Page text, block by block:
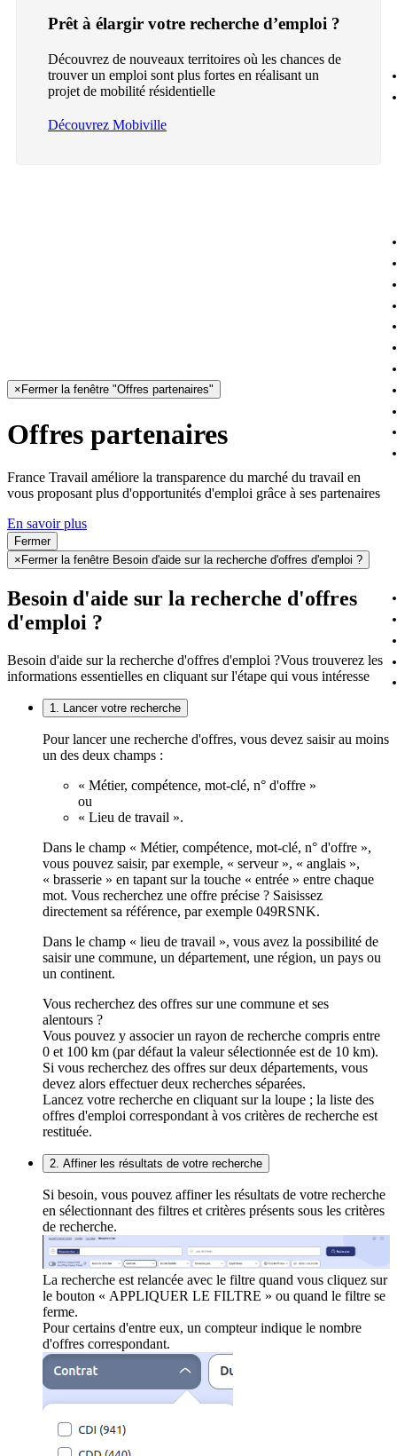
Prêt à élargir votre recherche d’emploi ?
Découvrez de nouveaux territoires où les chances de
trouver un emploi sont plus fortes en réalisant un
projet de mobilité résidentielle
Découvrez Mobiville
× Fermer la fenêtre "Offres partenaires"
Offres partenaires
France Travail améliore la transparence du marché du travail en
vous proposant plus d'opportunités d'emploi grâce à ses partenaires
En savoir plus
Fermer
× Fermer la fenêtre Besoin d'aide sur la recherche d'offres d'emploi ?
Besoin d'aide sur la recherche d'offres
d'emploi ?
Besoin d'aide sur la recherche d'offres d'emploi ?Vous trouverez les
informations essentielles en cliquant sur l'étape qui vous intéresse
1. Lancer votre recherche
Pour lancer une recherche d'offres, vous devez saisir au moins
un des deux champs :
« Métier, compétence, mot-clé, n° d'offre »
ou
« Lieu de travail ».
Dans le champ « Métier, compétence, mot-clé, n° d'offre »,
vous pouvez saisir, par exemple, « serveur », « anglais »,
« brasserie » en tapant sur la touche « entrée » entre chaque
mot. Vous recherchez une offre précise ? Saisissez
directement sa référence, par exemple 049RSNK.
Dans le champ « lieu de travail », vous avez la possibilité de
saisir une commune, un département, une région, un pays ou
un continent.
Vous recherchez des offres sur une commune et ses
alentours ?
Vous pouvez y associer un rayon de recherche compris entre
0 et 100 km (par défaut la valeur sélectionnée est de 10 km).
Si vous recherchez des offres sur deux départements, vous
devez alors effectuer deux recherches séparées.
Lancez votre recherche en cliquant sur la loupe ; la liste des
offres d'emploi correspondant à vos critères de recherche est
restituée.
2. Affiner les résultats de votre recherche
Si besoin, vous pouvez affiner les résultats de votre recherche
en sélectionnant des filtres et critères présents sous les critères
de recherche.
La recherche est relancée avec le filtre quand vous cliquez sur
le bouton « APPLIQUER LE FILTRE » ou quand le filtre se
ferme.
Pour certains d'entre eux, un compteur indique le nombre
d'offres correspondant.